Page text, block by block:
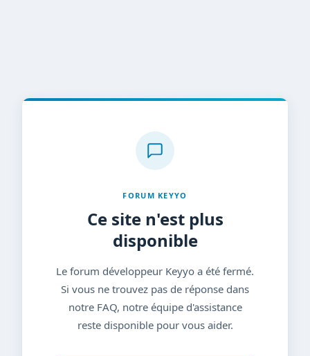
FORUM KEYYO
Ce site n'est plus
disponible
Le forum développeur Keyyo a été fermé.
Si vous ne trouvez pas de réponse dans
notre FAQ, notre équipe d'assistance
reste disponible pour vous aider.